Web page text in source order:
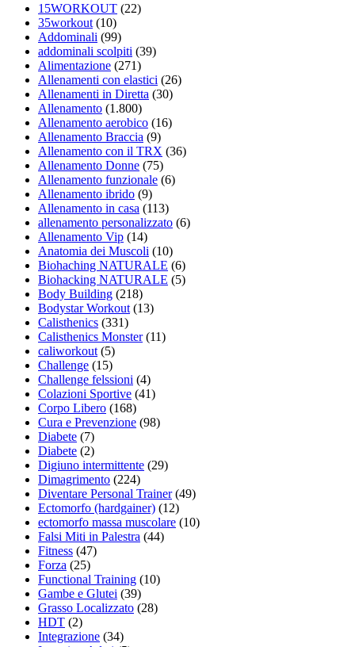
15WORKOUT (22)
35workout (10)
Addominali (99)
addominali scolpiti (39)
Alimentazione (271)
Allenamenti con elastici (26)
Allenamenti in Diretta (30)
Allenamento (1.800)
Allenamento aerobico (16)
Allenamento Braccia (9)
Allenamento con il TRX (36)
Allenamento Donne (75)
Allenamento funzionale (6)
Allenamento ibrido (9)
Allenamento in casa (113)
allenamento personalizzato (6)
Allenamento Vip (14)
Anatomia dei Muscoli (10)
Biohaching NATURALE (6)
Biohacking NATURALE (5)
Body Building (218)
Bodystar Workout (13)
Calisthenics (331)
Calisthenics Monster(11)
caliworkout (5)
Challenge (15)
Challenge felssioni (4)
Colazioni Sportive (41)
Corpo Libero (168)
Cura e Prevenzione (98)
Diabete (7)
Diabete (2)
Digiuno intermittente (29)
Dimagrimento (224)
Diventare Personal Trainer(49)
Ectomorfo (hardgainer) (12)
ectomorfo massa muscolare (10)
Falsi Miti in Palestra (44)
Fitness (47)
Forza (25)
Functional Training (10)
Gambe e Glutei (39)
Grasso Localizzato (28)
HDT (2)
Integrazione (34)